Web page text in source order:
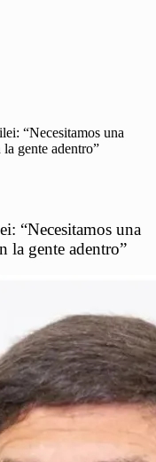
“Necesitamos una
gente adentro”
“Necesitamos una
la gente adentro”